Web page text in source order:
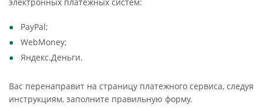
PayPal;
WebMoney;
Яндекс.Деньги.
Вас перенаправит на страницу платежного сервиса, следуя
инструкциям, заполните правильную форму.